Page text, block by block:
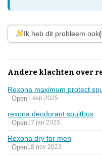
Ik heb dit probleem ook
Andere klachten over
Rexona maximum protect
Open1 sep 2025
rexona deodorant spuitbus
Open17 jan 2025
Rexona dry for men
Open18 nov 2023